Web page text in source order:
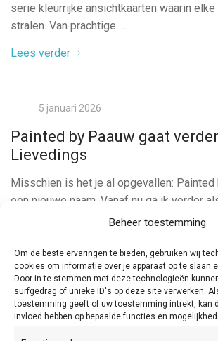
Beheer toestemming
Om de beste ervaringen te bieden, gebruiken wij
cookies om informatie over je apparaat op te slaan
Door in te stemmen met deze technologieën
surfgedrag of unieke ID's op deze site verwerken.
toestemming geeft of uw toestemming intrekt, kan
invloed hebben op bepaalde functies en
serie kleurrijke ansichtkaarten waarin
stralen. Van prachtige …
Lees verder
5 januari 2026
Painted by Paauw gaat
Lievedings
Misschien is het je al opgevallen:
een nieuwe naam. Vanaf nu ga ik verder
Lievedings. Achter de illustraties zit nog
voor de natuur. De nieuwe naam past
wat ik inmiddels ben gaan doen. Meer
Lees verder